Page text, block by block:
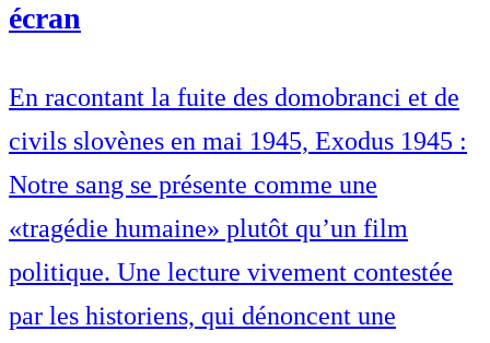
écran
En racontant la fuite des domobranci et de
civils slovènes en mai 1945, Exodus 1945 :
Notre sang se présente comme une
«tragédie humaine» plutôt qu’un film
politique. Une lecture vivement contestée
par les historiens, qui dénoncent une